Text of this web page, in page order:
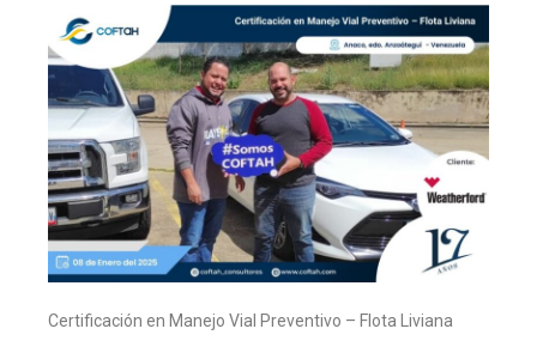
Certificación en Manejo Vial Preventivo – Flota Liviana